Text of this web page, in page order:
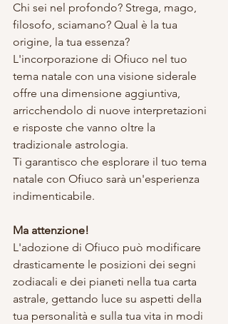
Chi sei nel profondo? Strega, mago,
filosofo, sciamano? Qual è la tua
origine, la tua essenza?
L'incorporazione di Ofiuco nel tuo
tema natale con una visione siderale
offre una dimensione aggiuntiva,
arricchendolo di nuove interpretazioni
e risposte che vanno oltre la
tradizionale astrologia.
Ti garantisco che esplorare il tuo tema
natale con Ofiuco sarà un'esperienza
indimenticabile.
Ma attenzione!
L'adozione di Ofiuco può modificare
drasticamente le posizioni dei segni
zodiacali e dei pianeti nella tua carta
astrale, gettando luce su aspetti della
tua personalità e sulla tua vita in modi